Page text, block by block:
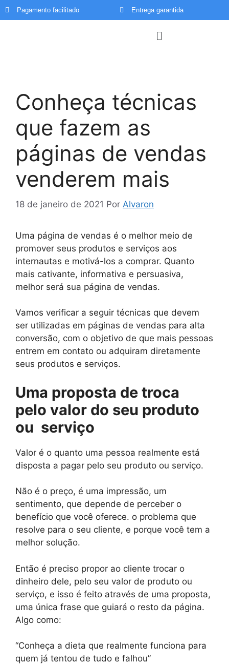
Pagamento facilitado Entrega garantida
Conheça técnicas
que fazem as
páginas de vendas
venderem mais
18 de janeiro de 2021 Por Alvaron
Uma página de vendas é o melhor meio de
promover seus produtos e serviços aos
internautas e motivá-los a comprar. Quanto
mais cativante, informativa e persuasiva,
melhor será sua página de vendas.
Vamos verificar a seguir técnicas que devem
ser utilizadas em páginas de vendas para alta
conversão, com o objetivo de que mais pessoas
entrem em contato ou adquiram diretamente
seus produtos e serviços.
Uma proposta de troca
pelo valor do seu produto
ou serviço
Valor é o quanto uma pessoa realmente está
disposta a pagar pelo seu produto ou serviço.
Não é o preço, é uma impressão, um
sentimento, que depende de perceber o
benefício que você oferece. o problema que
resolve para o seu cliente, e porque você tem a
melhor solução.
Então é preciso propor ao cliente trocar o
dinheiro dele, pelo seu valor de produto ou
serviço, e isso é feito através de uma proposta,
uma única frase que guiará o resto da página.
Algo como:
“Conheça a dieta que realmente funciona para
quem já tentou de tudo e falhou”